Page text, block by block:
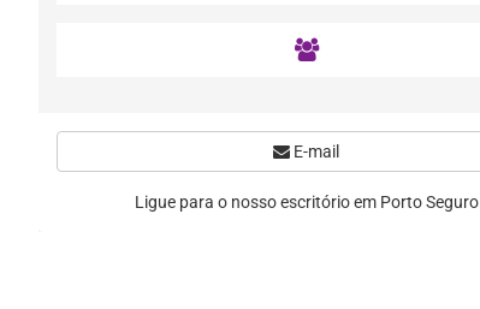
E-mail
Ligue para o nosso escritório em Porto Seguro